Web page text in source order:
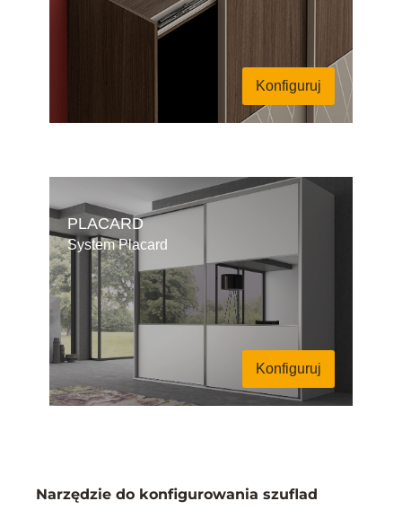
Konfiguruj
PLACARD
System Placard
Konfiguruj
Narzędzie do konfigurowania szuflad